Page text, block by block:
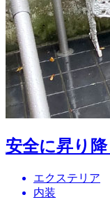
安全に昇り
エクステリア
内装